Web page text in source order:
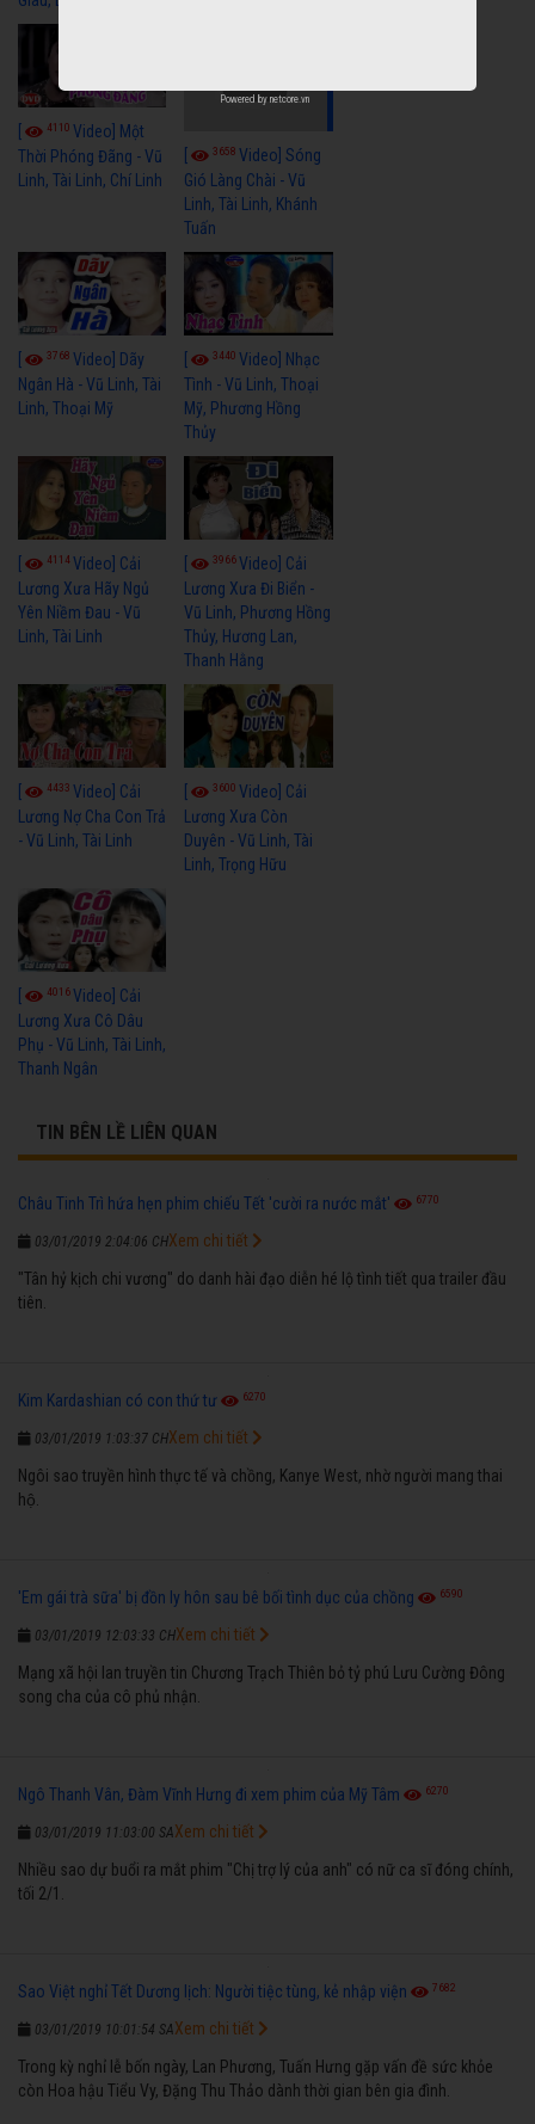
4110 Video] Một
Thời Phóng Đãng - Vũ
Linh, Tài Linh, Chí Linh
3658Video] Sóng
Gió Làng Chài - Vũ
Linh, Tài Linh, Khánh
Tuấn
3768 Video] Dãy
Ngân Hà - Vũ Linh, Tài
Linh, Thoại Mỹ
3440Video] Nhạc
Tình - Vũ Linh, Thoại
Mỹ, Phương Hồng
Thủy
4114Video] Cải
Lương Xưa Hãy Ngủ
Yên Niềm Đau - Vũ
Linh, Tài Linh
3966Video] Cải
Lương Xưa Đi Biển -
Vũ Linh, Phương Hồng
Thủy, Hương Lan,
Thanh Hằng
4433 Video] Cải
Lương Nợ Cha Con Trả
- Vũ Linh, Tài Linh
3600Video] Cải
Lương Xưa Còn
Duyên - Vũ Linh, Tài
Linh, Trọng Hữu
[ 4016Video] Cải
Lương Xưa Cô Dâu
Phụ - Vũ Linh, Tài Linh,
Thanh Ngân
TIN BÊN LỀ LIÊN QUAN
Châu Tinh Trì hứa hẹn phim chiếu Tết 'cười ra nước mắt' 6770
03/01/2019 2:04:06 CH
"Tân hỷ kịch chi vương" do danh hài đạo diễn hé lộ tình tiết qua trailer đầu
tiên.
Xem chi tiết
Kim Kardashian có con thứ tư 6270
03/01/2019 1:03:37 CH
Ngôi sao truyền hình thực tế và chồng, Kanye West, nhờ người mang thai
hộ.
Xem chi tiết
'Em gái trà sữa' bị đồn ly hôn sau bê bối tình dục của chồng 6590
03/01/2019 12:03:33 CH
Mạng xã hội lan truyền tin Chương Trạch Thiên bỏ tỷ phú Lưu Cường Đông
song cha của cô phủ nhận.
Xem chi tiết
Ngô Thanh Vân, Đàm Vĩnh Hưng đi xem phim của Mỹ Tâm 6270
03/01/2019 11:03:00 SA
Nhiều sao dự buổi ra mắt phim "Chị trợ lý của anh" có nữ ca sĩ đóng chính,
tối 2/1.
Xem chi tiết
Sao Việt nghỉ Tết Dương lịch: Người tiệc tùng, kẻ nhập viện 7682
03/01/2019 10:01:54 SA
Trong kỳ nghỉ lễ bốn ngày, Lan Phương, Tuấn Hưng gặp vấn đề sức khỏe
còn Hoa hậu Tiểu Vy, Đặng Thu Thảo dành thời gian bên gia đình.
Xem chi tiết
Powered by netcore.vn